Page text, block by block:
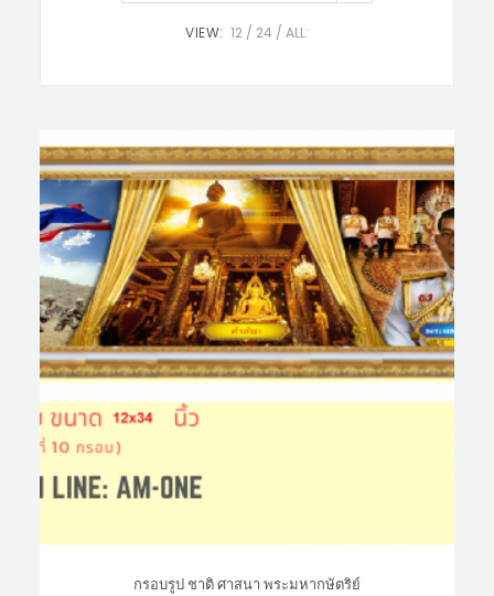
VIEW: 12 24 ALL:
กรอบรูป ชาติ ศาสนา พระมหากษัตริย์